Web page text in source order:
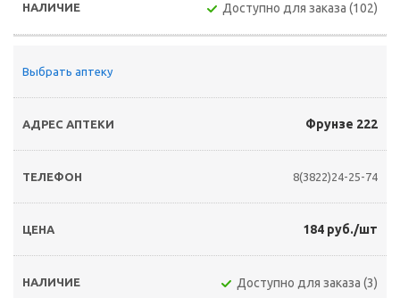
Доступно для заказа (102)
Выбрать аптеку
Фрунзе 222
8(3822)24-25-74
184 руб./шт
Доступно для заказа (3)